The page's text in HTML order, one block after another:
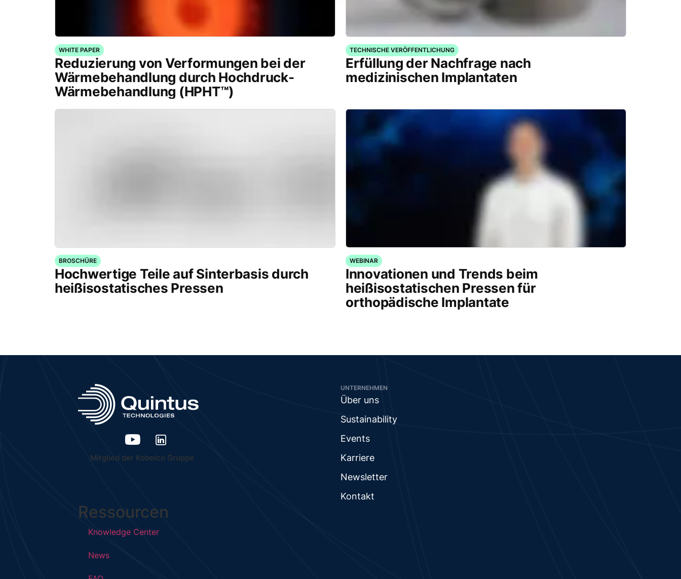
WHITE PAPER
Reduzierung von Verformungen bei der
Wärmebehandlung durch Hochdruck-
Wärmebehandlung (HPHT™)
TECHNISCHE VERÖFFENTLICHUNG
Erfüllung der Nachfrage nach
medizinischen Implantaten
BROSCHÜRE
Hochwertige Teile auf Sinterbasis durch
heißisostatisches Pressen
WEBINAR
Innovationen und Trends beim
heißisostatischen Pressen für
orthopädische Implantate
Mitglied der Kobelco Gruppe
UNTERNEHMEN
Über uns
Sustainability
Events
Karriere
Newsletter
Kontakt
Ressourcen
Knowledge Center
News